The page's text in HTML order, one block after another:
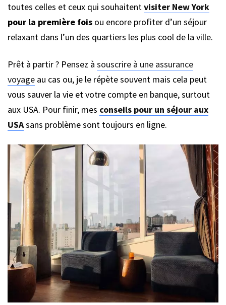
toutes celles et ceux qui souhaitentvisiter New York
pour la première fois ou encore profiter d’un séjour
relaxant dans l’un des quartiers les plus cool de la ville.
Prêt à partir ? Pensez à souscrire à une assurance
voyage au cas ou, je le répète souvent mais cela peut
vous sauver la vie et votre compte en banque, surtout
aux USA. Pour finir, mes conseils pour un séjour aux
USAsans problème sont toujours en ligne.